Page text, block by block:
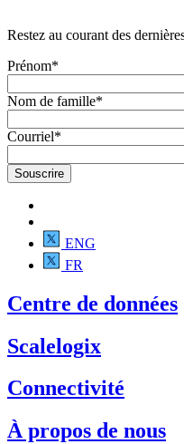
Restez au courant des
Prénom*
Nom de famille*
Courriel*
ENG
FR
Centre de données
Scalelogix
Connectivité
À propos de nous